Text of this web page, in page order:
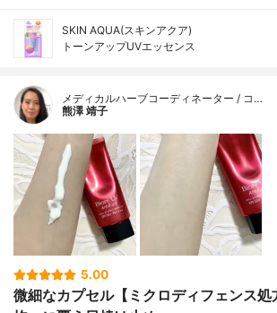
SKIN AQUA(スキンアクア)
トーンアップUVエッセンス
メディカルハーブコーディネーター / コ…
熊澤 靖子
5.00
微細なカプセル【ミクロディフェンス処